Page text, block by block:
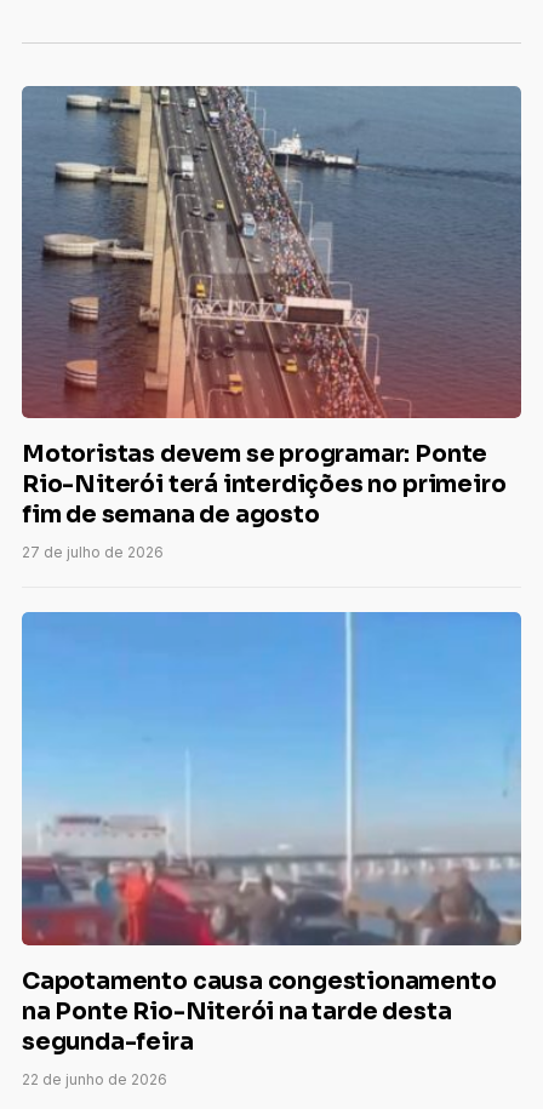
Motoristas devem se programar: Ponte
Rio-Niterói terá interdições no primeiro
fim de semana de agosto
27 de julho de 2026
Capotamento causa congestionamento
na Ponte Rio-Niterói na tarde desta
segunda-feira
22 de junho de 2026